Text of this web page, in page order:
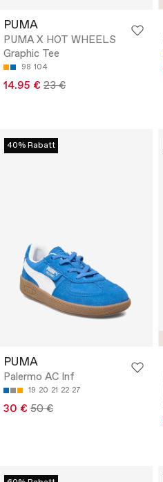
PUMA
PUMA X HOT WHEELS
Graphic Tee
98 104
14.95 € 23 €
40% Rabatt
PUMA
Palermo AC Inf
19 20 21 22 27
30 € 50 €